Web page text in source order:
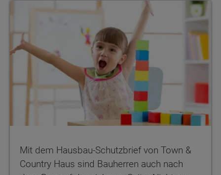
Mit dem Hausbau-Schutzbrief von Town & Country Haus sind
Mit dem Hausbau-Schutzbrief von Town &
Country Haus sind Bauherren auch nach